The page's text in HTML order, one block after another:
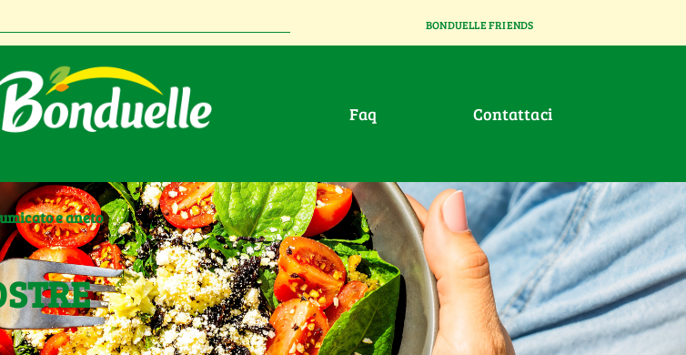
BONDUELLE FRIENDS
faq contattaci
e aneto